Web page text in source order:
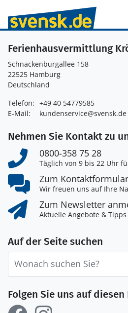
Ferienhausvermittlung
Schnackenburgallee 158
22525 Hamburg
Deutschland
Telefon: +49 40 54779585
E-Mail:
kundenservice@svensk.de
Nehmen Sie Kontakt zu
0800-358 75 28
Täglich von 9 bis 22 Uhr
Zum Kontaktformular
Wir freuen uns auf Ihre
Zum Newsletter
Aktuelle Angebote &
Auf der Seite suchen
Folgen Sie uns auf diesen